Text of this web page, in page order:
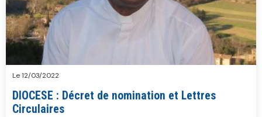
Le 12/03/2022
DIOCESE : Décret de nomination et Lettres
Circulaires